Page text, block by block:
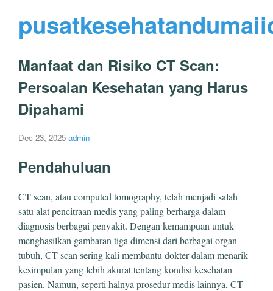
Manfaat dan Risiko CT Scan:
Persoalan Kesehatan yang Harus
Dipahami
Dec 23, 2025 admin
Pendahuluan
CT scan, atau computed tomography, telah menjadi salah
satu alat pencitraan medis yang paling berharga dalam
diagnosis berbagai penyakit. Dengan kemampuan untuk
menghasilkan gambaran tiga dimensi dari berbagai organ
tubuh, CT scan sering kali membantu dokter dalam menarik
kesimpulan yang lebih akurat tentang kondisi kesehatan
pasien. Namun, seperti halnya prosedur medis lainnya, CT